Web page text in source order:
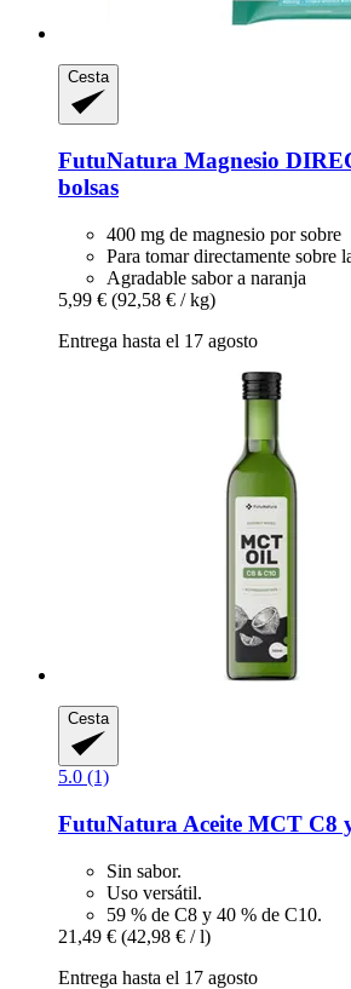
Cesta
FutuNatura Magnesio
bolsas
400 mg de magnesio por sobre
Para tomar directamente sobre
Agradable sabor a naranja
5,99 € (92,58 € / kg)
Entrega hasta el 17 agosto
Cesta
5.0 (1)
FutuNatura Aceite MCT C8
Sin sabor.
Uso versátil.
59 % de C8 y 40 % de C10.
21,49 € (42,98 € / l)
Entrega hasta el 17 agosto